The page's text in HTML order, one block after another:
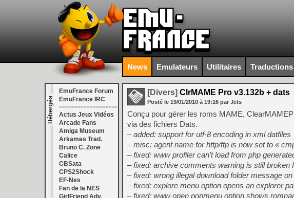
News Emulateurs Utilitaires Traductions
EmuFrance Forum
EmuFrance IRC
===================
Actus Jeux Vidéos
Arcade Fans
Amiga Museum
Arkames Trad.
Bruno C. Zone
Calice
CBSata
CPS2Shock
EF-Nes
Fan de la NES
GirlFriend Adv.
[Divers] ClrMAME Pro v3.132b + dats
Posté le 19/01/2010 à 19:16 par Jets
Conçu pour gérer les roms MAME,
via des fichiers Dats.
– added: support for utf-8 encoding in xml datfiles
– misc: agent name for http/ftp is now set to «
– fixed: www profiler can’t load from php
– fixed: archive comments warning is still broken
– fixed: wrong illegal download folder message
– fixed: explore menu option opens an explorer
– fixed: www open popmenu option shows